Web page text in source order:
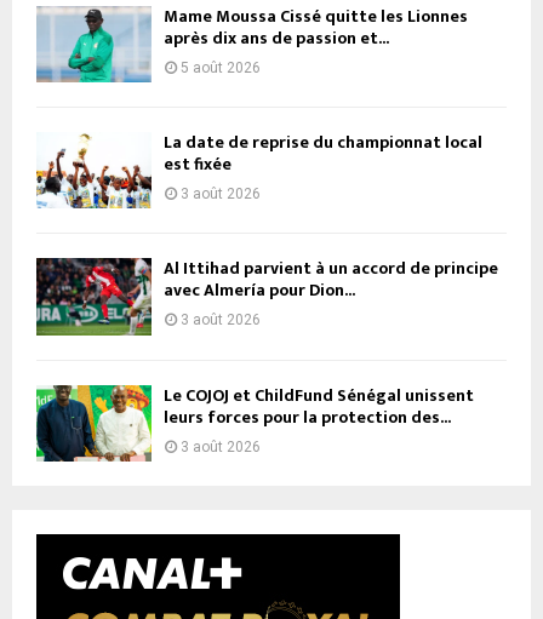
Mame Moussa Cissé quitte les Lionnes
après dix ans de passion et...
5 août 2026
La date de reprise du championnat local
est fixée
3 août 2026
Al Ittihad parvient à un accord de principe
avec Almería pour Dion...
3 août 2026
Le COJOJ et ChildFund Sénégal unissent
leurs forces pour la protection des...
3 août 2026